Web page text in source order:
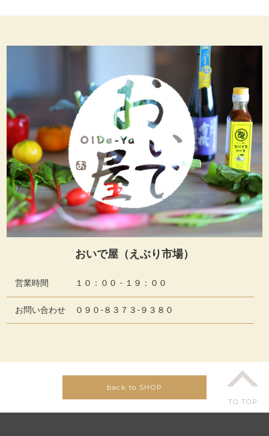
おいで屋（えぶり市場）
営業時間 １０：００ - １９：００
お問い合わせ ０９０-８３７３-９３８０
TO TOP
back to SHOP